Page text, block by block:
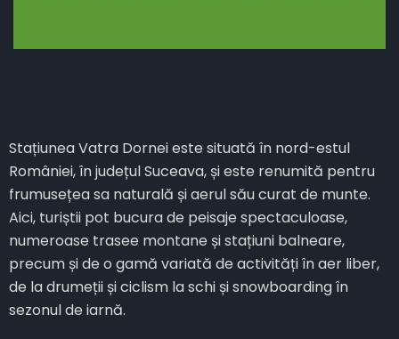
Stațiunea Vatra Dornei este situată în nord-estul
României, în județul Suceava, și este renumită pentru
frumusețea sa naturală și aerul său curat de munte.
Aici, turiștii pot bucura de peisaje spectaculoase,
numeroase trasee montane și stațiuni balneare,
precum și de o gamă variată de activități în aer liber,
de la drumeții și ciclism la schi și snowboarding în
sezonul de iarnă.